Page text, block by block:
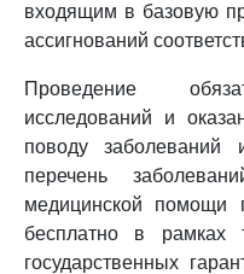
входящим в базовую
ассигнований
Проведение
исследований и
поводу заболеваний
перечень
медицинской помощи
бесплатно в рамках
государственных